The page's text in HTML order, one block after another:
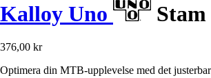
Kalloy Uno Stam
376,00 kr
Optimera din MTB-upplevelse med det